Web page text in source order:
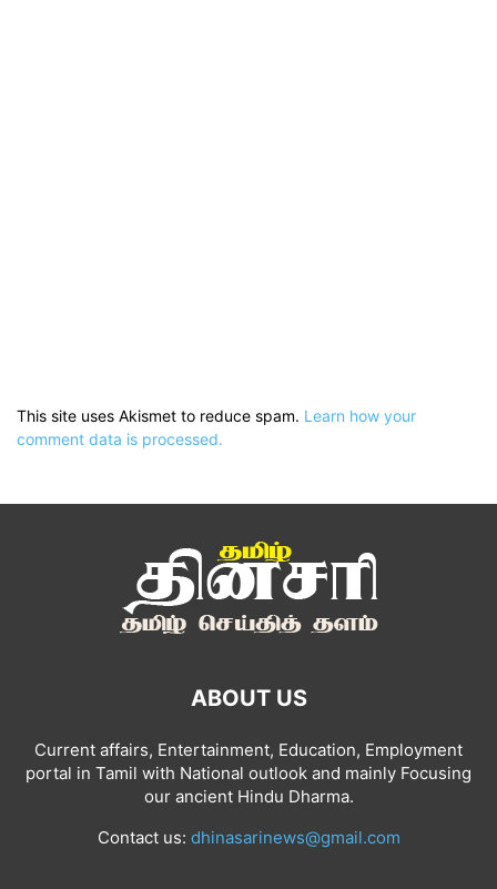
This site uses Akismet to reduce spam. Learn how your
comment data is processed.
ABOUT US
Current affairs, Entertainment, Education, Employment
portal in Tamil with National outlook and mainly Focusing
our ancient Hindu Dharma.
Contact us: dhinasarinews@gmail.com